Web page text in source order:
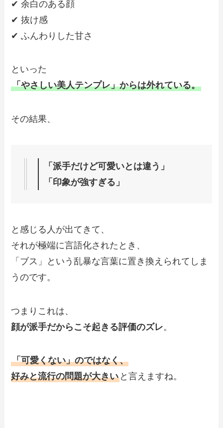
✔ 余白のある顔
✔ 抜け感
✔ ふんわりした甘さ
といった
「やさしい美人テンプレ」からは外れている。
その結果、
「派手だけど可愛いとは違う」
「印象が強すぎる」
と感じる人が出てきて、
それが極端に言語化されたとき、
「ブス」という乱暴な言葉に置き換えられてしま
うのです。
つまりこれは、
顔が派手だからこそ起きる評価のズレ。
「可愛くない」のではなく、
好みと流行の問題が大きい と言えますね。